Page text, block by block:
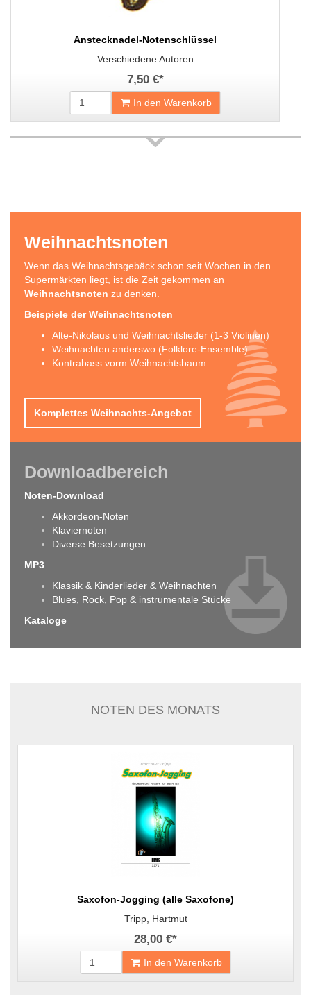
Anstecknadel-Notenschlüssel
Verschiedene Autoren
7,50 €*
In den Warenkorb
Weihnachtsnoten
Wenn das Weihnachtsgebäck schon seit Wochen in den
Supermärkten liegt, ist die Zeit gekommen an
Weihnachtsnoten zu denken.
Beispiele der Weihnachtsnoten
Alte-Nikolaus und Weihnachtslieder (1-3 Violinen)
Weihnachten anderswo (Folklore-Ensemble)
Kontrabass vorm Weihnachtsbaum
Komplettes Weihnachts-Angebot
Downloadbereich
Noten-Download
Akkordeon-Noten
Klaviernoten
Diverse Besetzungen
MP3
Klassik & Kinderlieder & Weihnachten
Blues, Rock, Pop & instrumentale Stücke
Kataloge
NOTEN DES MONATS
Saxofon-Jogging (alle Saxofone)
Tripp, Hartmut
28,00 €*
In den Warenkorb